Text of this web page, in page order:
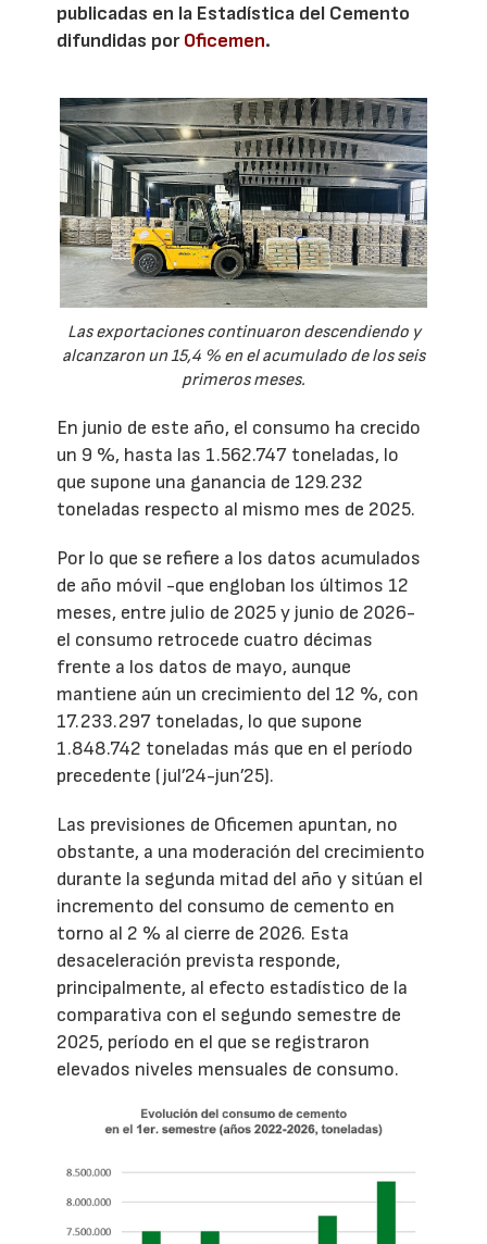
publicadas en la Estadística del Cemento
difundidas porOficemen.
Las exportaciones continuaron descendiendo y
alcanzaron un 15,4 % en el acumulado de los seis
primeros meses.
En junio de este año, el consumo ha crecido
un 9 %, hasta las 1.562.747 toneladas, lo
que supone una ganancia de 129.232
toneladas respecto al mismo mes de 2025.
Por lo que se refiere a los datos acumulados
de año móvil -que engloban los últimos 12
meses, entre julio de 2025 y junio de 2026-
el consumo retrocede cuatro décimas
frente a los datos de mayo, aunque
mantiene aún un crecimiento del 12 %, con
17.233.297 toneladas, lo que supone
1.848.742 toneladas más que en el período
precedente (jul’24-jun’25).
Las previsiones de Oficemen apuntan, no
obstante, a una moderación del crecimiento
durante la segunda mitad del año y sitúan el
incremento del consumo de cemento en
torno al 2 % al cierre de 2026. Esta
desaceleración prevista responde,
principalmente, al efecto estadístico de la
comparativa con el segundo semestre de
2025, período en el que se registraron
elevados niveles mensuales de consumo.